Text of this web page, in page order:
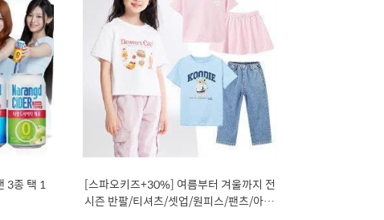
3종 택 1
[스파오키즈+30%] 여름부터 겨울까지 전
시즌 반팔/티셔츠/셋업/원피스/팬츠/아우